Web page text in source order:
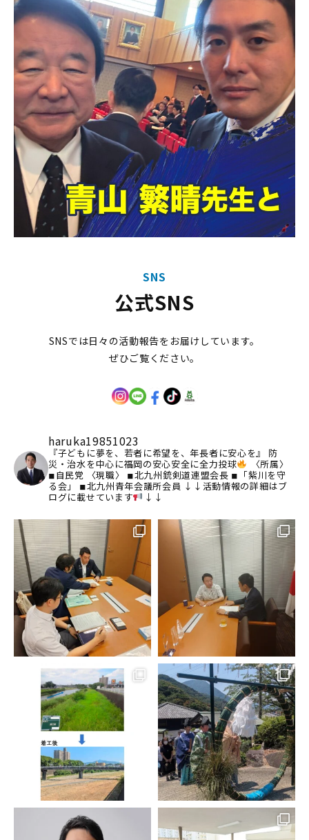
SNS
公式SNS
SNSでは日々の活動報告をお届けしています。
ぜひご覧ください。
haruka19851023
『子どもに夢を、若者に希望を、年長者に安心を』
防
災・治水を中心に福岡の安心安全に全力投球
〈所属〉
◾︎自民党 〈現職〉 ◾︎北九州銃剣道連盟会長 ◾︎「紫川を守
る会」
◾︎北九州青年会議所会員 ↓↓活動情報の詳細はブ
ログに載せています
↓↓